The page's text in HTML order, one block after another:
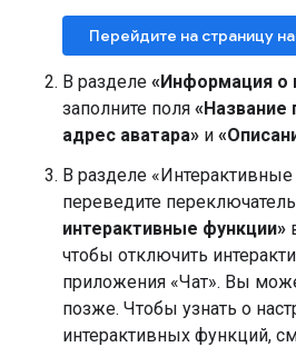
Перейдите на страницу
В разделе «Информация о
заполните поля «Название
адрес аватара» и
В разделе
переведите
интерактивные функции»
чтобы отключить
приложения «Чат». Вы
позже. Чтобы узнать о
интерактивных функций,